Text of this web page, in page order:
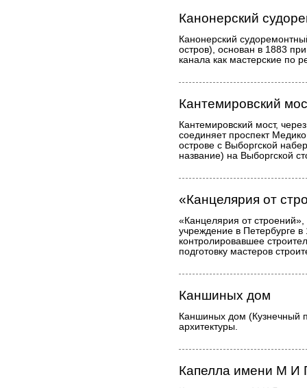
Канонерский
Канонерский
остров), основан в 1883
канала как мастерские по
Кантемировский
Кантемировский мост,
соединяет проспект
острове с Выборгской
название) на Выборгской
«Канцелярия от
«Канцелярия от строений»,
учреждение в Петербурге
контролировавшее
подготовку мастеров
Каншиных дом
Каншиных дом (Кузнечный
архитектуры.
Капелла имени М И